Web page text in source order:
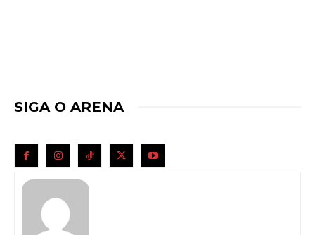
SIGA O ARENA